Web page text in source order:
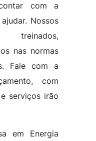
com a
Nossos
treinados,
nas normas
Fale com a
com
serviços irão
em Energia